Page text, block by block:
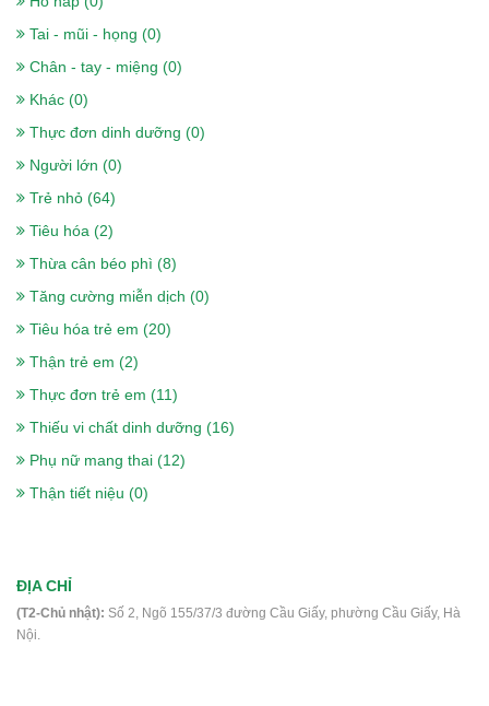
Tai - mũi - họng (0)
Chân - tay - miệng (0)
Khác (0)
Thực đơn dinh dưỡng (0)
Người lớn (0)
Trẻ nhỏ (64)
Tiêu hóa (2)
Thừa cân béo phì (8)
Tăng cường miễn dịch (0)
Tiêu hóa trẻ em (20)
Thận trẻ em (2)
Thực đơn trẻ em (11)
Thiếu vi chất dinh dưỡng (16)
Phụ nữ mang thai (12)
Thận tiết niệu (0)
ĐỊA CHỈ
(T2-Chủ nhật): Số 2, Ngõ 155/37/3 đường Cầu Giấy, phường Cầu Giấy, Hà
Nội.
518.000₫
gầy, ốm, ăn uống kém, sau phẫu thuật
375.000₫
560.000₫